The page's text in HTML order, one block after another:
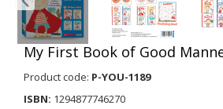
My First Book of Good
Product code: P-YOU-1189
ISBN: 1294877746270